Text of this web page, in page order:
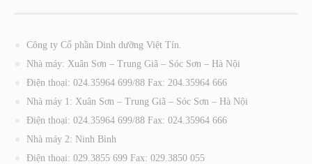
Công ty Cổ phần Dinh dưỡng Việt Tín.
Nhà máy: Xuân Sơn – Trung Giã – Sóc Sơn – Hà Nội
Điện thoại: 024.35964 699/88 Fax: 204.35964 666
Nhà máy 1: Xuân Sơn – Trung Giã – Sóc Sơn – Hà Nội
Điện thoại: 024.35964 699/88 Fax: 024.35964 666
Nhà máy 2: Ninh Bình
Điện thoại: 029.3855 699 Fax: 029.3850 055